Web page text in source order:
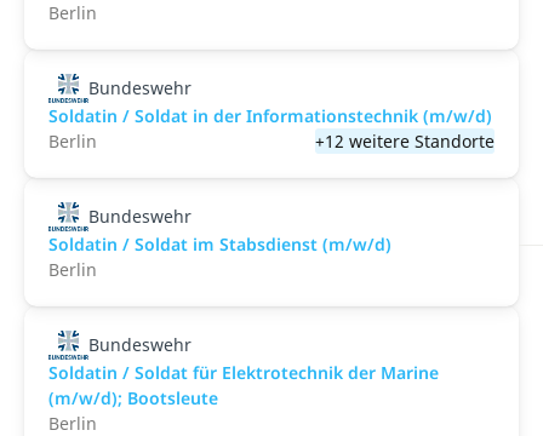
Berlin
Bundeswehr
Soldatin / Soldat in der Infor­mations­technik (m/w/d)
Berlin
+12 weitere Standorte
Bundeswehr
Soldatin / Soldat im Stabs­dienst (m/w/d)
Berlin
Bundeswehr
Soldatin / Soldat für Elektro­technik der Marine
(m/w/d); Bootsleute
Berlin